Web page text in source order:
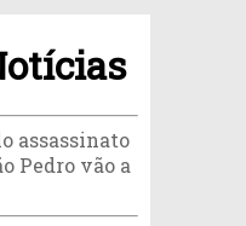
assassinato
Pedro vão a